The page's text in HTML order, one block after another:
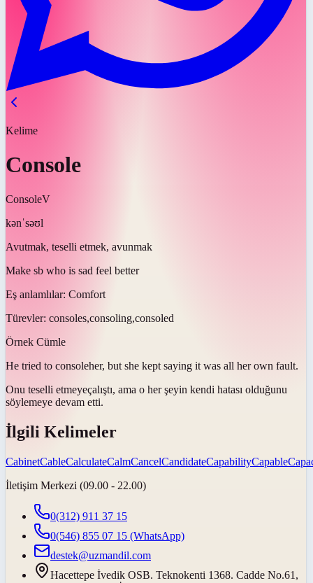
Kelime
Console
ConsoleV
kənˈsəʊl
Avutmak, teselli etmek, avunmak
Make sb who is sad feel better
Eş anlamlılar: Comfort
Türevler: consoles,consoling,consoled
Örnek Cümle
He tried to consoleher, but she kept saying it was all her own fault.
Onu teselli etmeyeçalıştı, ama o her şeyin kendi hatası olduğunu
söylemeye devam etti.
İlgili Kelimeler
CabinetCableCalculateCalmCancelCandidateCapabilityCapable
İletişim Merkezi (09.00 - 22.00)
0(312) 911 37 15
0(546) 855 07 15 (WhatsApp)
destek@uzmandil.com
Hacettepe İvedik OSB. Teknokenti 1368. Cadde No.61,